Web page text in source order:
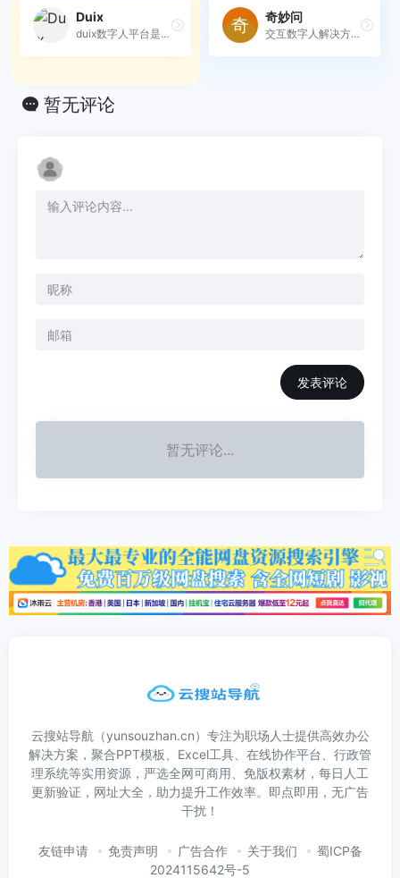
Duix
duix数字人平台是一个由硅基...
奇妙问
交互数字人解决方案服务商
暂无评论
发表评论
暂无评论...
云搜站导航（yunsouzhan.cn）专注为职场人士提供高效办公
解决方案，聚合PPT模板、Excel工具、在线协作平台、行政管
理系统等实用资源，严选全网可商用、免版权素材，每日人工
更新验证，网址大全，助力提升工作效率。即点即用，无广告
干扰！
友链申请 免责声明 广告合作 关于我们
蜀ICP备
2024115642号-5